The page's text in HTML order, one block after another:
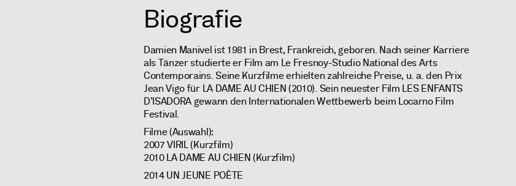
Biografie
Damien Manivel ist 1981 in Brest, Frankreich, geboren. Nach seiner Karriere
als Tänzer studierte er Film am Le Fresnoy-Studio National des Arts
Contemporains. Seine Kurzfilme erhielten zahlreiche Preise, u. a. den Prix
Jean Vigo für LA DAME AU CHIEN (2010). Sein neuester Film LES ENFANTS
D’ISADORA gewann den Internationalen Wettbewerb beim Locarno Film
Festival.
Filme (Auswahl):
2007 VIRIL (Kurzfilm)
2010 LA DAME AU CHIEN (Kurzfilm)
2014 UN JEUNE POÈTE